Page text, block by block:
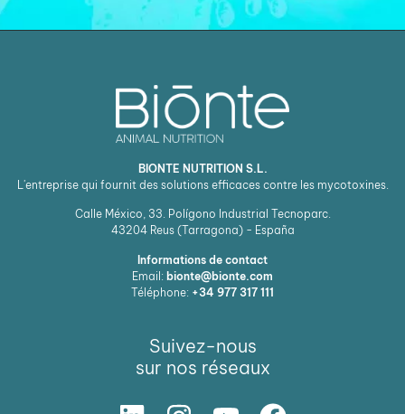
BIONTE NUTRITION S.L.
L'entreprise qui fournit des solutions efficaces contre les mycotoxines.
Calle México, 33. Polígono Industrial Tecnoparc.
43204 Reus (Tarragona) - España
Informations de contact
Email: bionte@bionte.com
Téléphone: +34 977 317 111
Suivez-nous
sur nos réseaux